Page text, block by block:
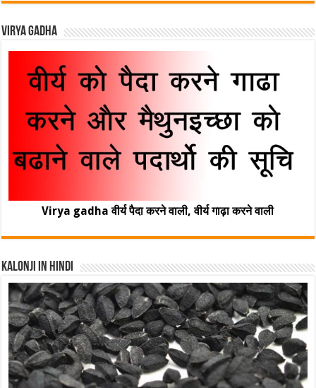
Virya Gadha
Virya gadha वीर्य पैदा करने वाली, वीर्य गाढ़ा करने वाली
Kalonji In Hindi